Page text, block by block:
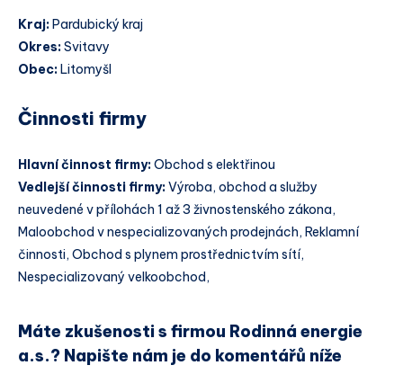
Kraj: Pardubický kraj
Okres:Svitavy
Obec: Litomyšl
Činnosti firmy
Hlavní činnost firmy:Obchod s elektřinou
Vedlejší činnosti firmy:Výroba, obchod a služby
neuvedené v přílohách 1 až 3 živnostenského zákona,
Maloobchod v nespecializovaných prodejnách, Reklamní
činnosti, Obchod s plynem prostřednictvím sítí,
Nespecializovaný velkoobchod,
Máte zkušenosti s firmou Rodinná energie
a.s.? Napište nám je do komentářů níže